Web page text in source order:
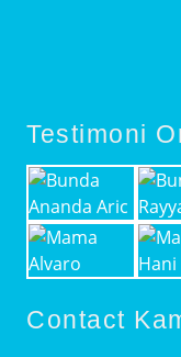
Testimoni
Contact